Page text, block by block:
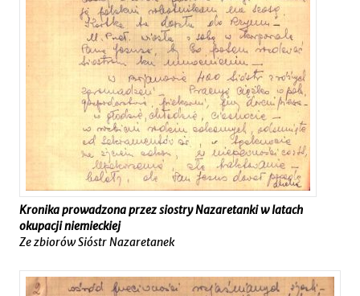
Kronika prowadzona przez siostry Nazaretanki w latach
okupacji niemieckiej
Ze zbiorów Sióstr Nazaretanek